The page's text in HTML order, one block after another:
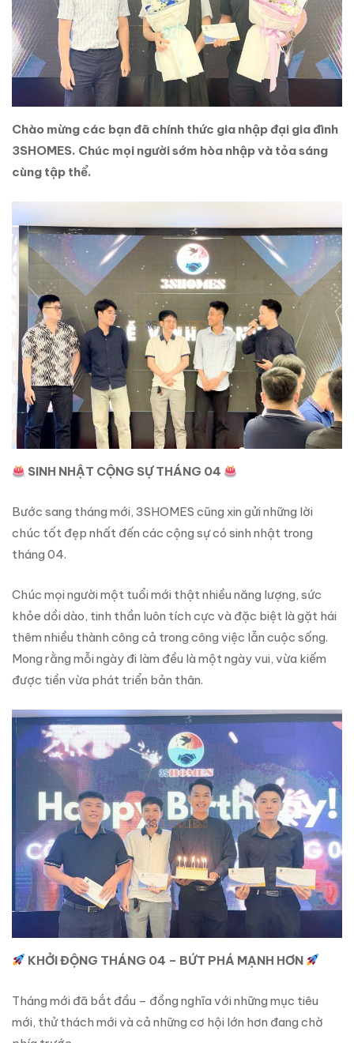
Chào mừng các bạn đã chính thức gia nhập đại gia đình
3SHOMES. Chúc mọi người sớm hòa nhập và tỏa sáng
cùng tập thể.
SINH NHẬT CỘNG SỰ THÁNG 04
Bước sang tháng mới, 3SHOMES cũng xin gửi những lời
chúc tốt đẹp nhất đến các cộng sự có sinh nhật trong
tháng 04.
Chúc mọi người một tuổi mới thật nhiều năng lượng, sức
khỏe dồi dào, tinh thần luôn tích cực và đặc biệt là gặt hái
thêm nhiều thành công cả trong công việc lẫn cuộc sống.
Mong rằng mỗi ngày đi làm đều là một ngày vui, vừa kiếm
được tiền vừa phát triển bản thân.
KHỞI ĐỘNG THÁNG 04 – BỨT PHÁ MẠNH HƠN
Tháng mới đã bắt đầu – đồng nghĩa với những mục tiêu
mới, thử thách mới và cả những cơ hội lớn hơn đang chờ